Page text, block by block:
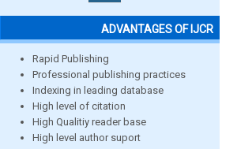
ADVANTAGES OF IJCR
Rapid Publishing
Professional publishing practices
Indexing in leading database
High level of citation
High Qualitiy reader base
High level author suport